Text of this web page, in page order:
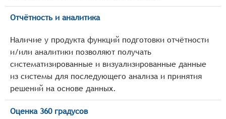
Отчётность и аналитика
Наличие у продукта функций подготовки отчётности
и/или аналитики позволяют получать
систематизированные и визуализированные данные
из системы для последующего анализа и принятия
решений на основе данных.
Оценка 360 градусов